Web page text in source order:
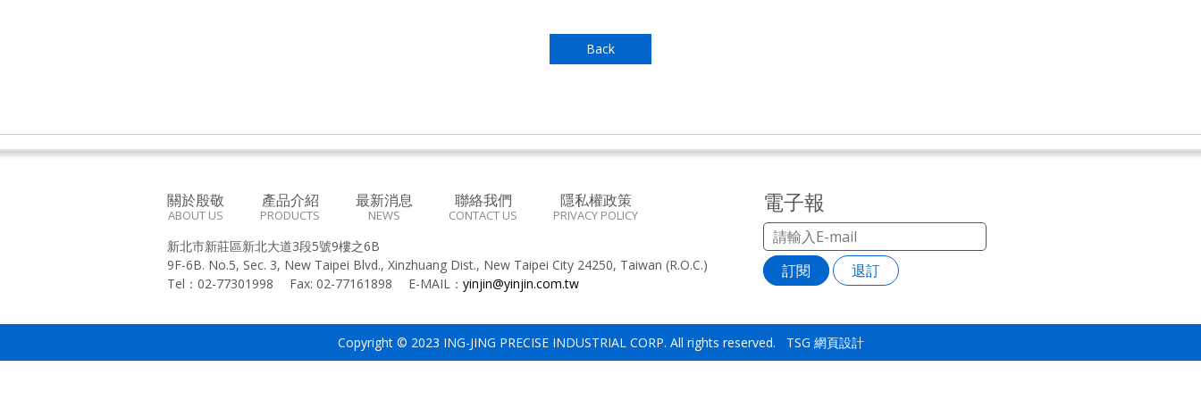
Back
關於殷敬
ABOUT US
產品介紹
PRODUCTS
最新消息
NEWS
聯絡我們
CONTACT US
隱私權政策
PRIVACY POLICY
新北市新莊區新北大道3段5號9樓之6B
9F-6B. No.5, Sec. 3, New Taipei Blvd., Xinzhuang Dist., New Taipei City 24250, Taiwan (R.O.C.)
Tel： 02-77301998 Fax: 02-77161898 E-MAIL： yinjin@yinjin.com.tw
電子報
訂閱 退訂
Copyright © 2023 ING-JING PRECISE INDUSTRIAL CORP. All rights reserved. TSG 網頁設計